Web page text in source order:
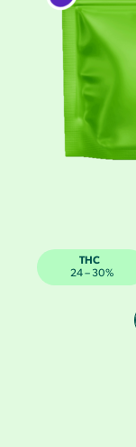
THC
24 – 30%